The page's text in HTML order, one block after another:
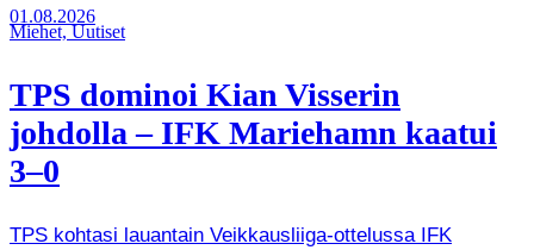
01.08.2026
Miehet, Uutiset
TPS dominoi Kian Visserin
johdolla – IFK Mariehamn kaatui
3–0
TPS kohtasi lauantain Veikkausliiga-ottelussa IFK